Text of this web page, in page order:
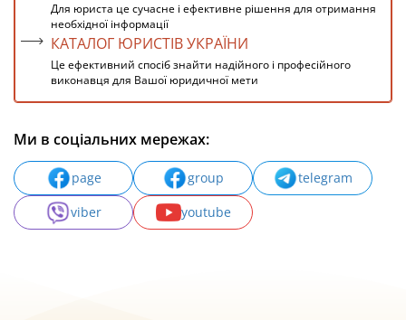
Для юриста це сучасне і ефективне рішення для отримання
необхідної інформації
КАТАЛОГ ЮРИСТІВ УКРАЇНИ
Це ефективний спосіб знайти надійного і професійного
виконавця для Вашої юридичної мети
Ми в соціальних мережах:
page group
telegram
viber
youtube